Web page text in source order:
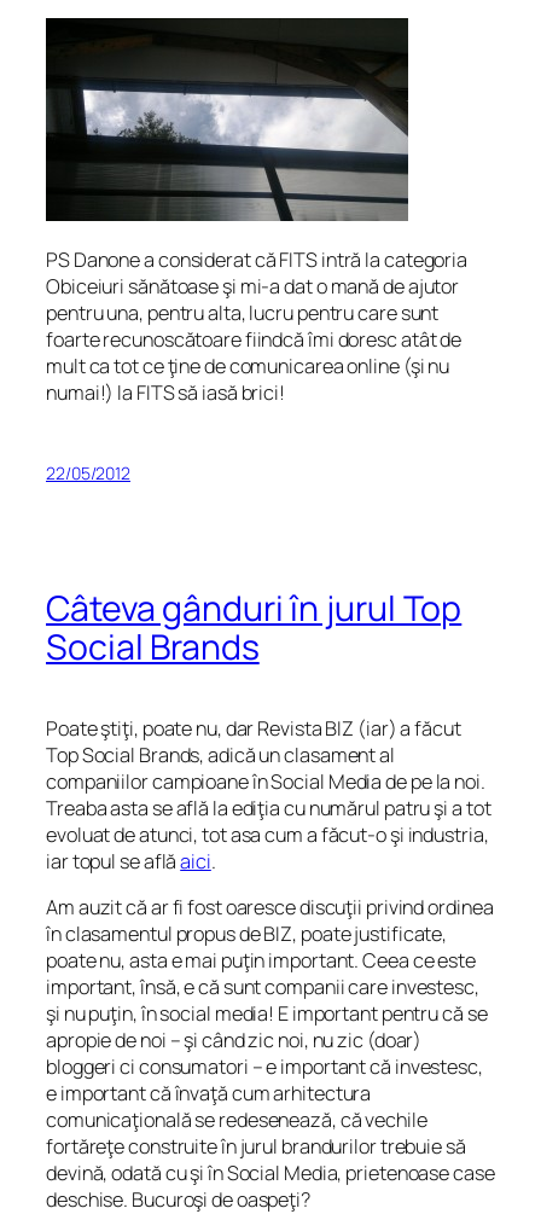
PS Danone a considerat că FITS intră la categoria
Obiceiuri sănătoase şi mi-a dat o mană de ajutor
pentru una, pentru alta, lucru pentru care sunt
foarte recunoscătoare fiindcă îmi doresc atât de
mult ca tot ce ţine de comunicarea online (şi nu
numai!) la FITS să iasă brici!
22/05/2012
Câteva gânduri în jurul Top
Social Brands
Poate ştiţi, poate nu, dar Revista BIZ (iar) a făcut
Top Social Brands, adică un clasament al
companiilor campioane în Social Media de pe la noi.
Treaba asta se află la ediţia cu numărul patru şi a tot
evoluat de atunci, tot asa cum a făcut-o şi industria,
iar topul se aflăaici.
Am auzit că ar fi fost oaresce discuţii privind ordinea
în clasamentul propus de BIZ, poate justificate,
poate nu, asta e mai puţin important. Ceea ce este
important, însă, e că sunt companii care investesc,
şi nu puţin, în social media! E important pentru că se
apropie de noi – şi când zic noi, nu zic (doar)
bloggeri ci consumatori – e important că investesc,
e important că învaţă cum arhitectura
comunicaţională se redesenează, că vechile
fortăreţe construite în jurul brandurilor trebuie să
devină, odată cu şi în Social Media, prietenoase case
deschise. Bucuroşi de oaspeţi?